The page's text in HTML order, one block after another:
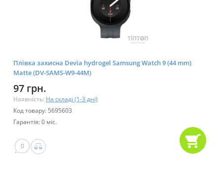
Плівка захисна Devia hydrogel Samsung Watch 9 (44 mm)
Matte (DV-SAMS-W9-44M)
97 грн.
Наявність: На складі (1-3 дні)
Код товару: 5695603
Гарантія: 0 міс.
0